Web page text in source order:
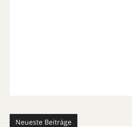
Neueste Beiträge